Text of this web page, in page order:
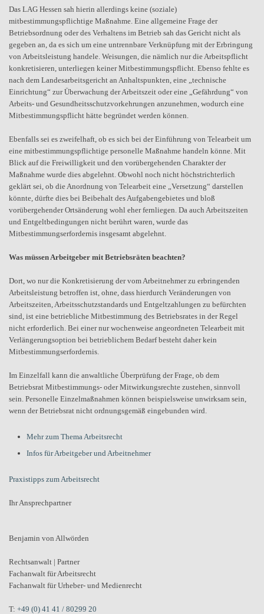
Das LAG Hessen sah hierin allerdings keine (soziale)
mitbestimmungspflichtige Maßnahme. Eine allgemeine Frage der
Betriebsordnung oder des Verhaltens im Betrieb sah das Gericht nicht als
gegeben an, da es sich um eine untrennbare Verknüpfung mit der Erbringung
von Arbeitsleistung handele. Weisungen, die nämlich nur die Arbeitspflicht
konkretisieren, unterliegen keiner Mitbestimmungspflicht. Ebenso fehlte es
nach dem Landesarbeitsgericht an Anhaltspunkten, eine „technische
Einrichtung“ zur Überwachung der Arbeitszeit oder eine „Gefährdung“ von
Arbeits- und Gesundheitsschutzvorkehrungen anzunehmen, wodurch eine
Mitbestimmungspflicht hätte begründet werden können.
Ebenfalls sei es zweifelhaft, ob es sich bei der Einführung von Telearbeit um
eine mitbestimmungspflichtige personelle Maßnahme handeln könne. Mit
Blick auf die Freiwilligkeit und den vorübergehenden Charakter der
Maßnahme wurde dies abgelehnt. Obwohl noch nicht höchstrichterlich
geklärt sei, ob die Anordnung von Telearbeit eine „Versetzung“ darstellen
könnte, dürfte dies bei Beibehalt des Aufgabengebietes und bloß
vorübergehender Ortsänderung wohl eher fernliegen. Da auch Arbeitszeiten
und Entgeltbedingungen nicht berührt waren, wurde das
Mitbestimmungserfordernis insgesamt abgelehnt.
Was müssen Arbeitgeber mit Betriebsräten beachten?
Dort, wo nur die Konkretisierung der vom Arbeitnehmer zu erbringenden
Arbeitsleistung betroffen ist, ohne, dass hierdurch Veränderungen von
Arbeitszeiten, Arbeitsschutzstandards und Entgeltzahlungen zu befürchten
sind, ist eine betriebliche Mitbestimmung des Betriebsrates in der Regel
nicht erforderlich. Bei einer nur wochenweise angeordneten Telearbeit mit
Verlängerungsoption bei betrieblichem Bedarf besteht daher kein
Mitbestimmungserfordernis.
Im Einzelfall kann die anwaltliche Überprüfung der Frage, ob dem
Betriebsrat Mitbestimmungs- oder Mitwirkungsrechte zustehen, sinnvoll
sein. Personelle Einzelmaßnahmen können beispielsweise unwirksam sein,
wenn der Betriebsrat nicht ordnungsgemäß eingebunden wird.
Mehr zum Thema Arbeitsrecht
Infos für Arbeitgeber und Arbeitnehmer
Praxistipps zum Arbeitsrecht
Ihr Ansprechpartner
Benjamin von Allwörden
Rechtsanwalt | Partner
Fachanwalt für Arbeitsrecht
Fachanwalt für Urheber- und Medienrecht
T: +49 (0) 41 41 / 80299 20